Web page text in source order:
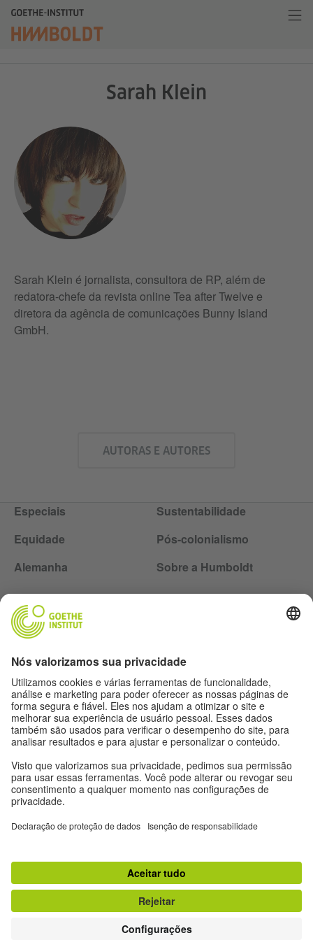
Sarah Klein
Sarah Klein é jornalista, consultora de RP, além de
redatora-chefe da revista online Tea after Twelve e
diretora da agência de comunicações Bunny Island
GmbH.
AUTORAS E AUTORES
Especiais
Sustentabilidade
Equidade
Pós-colonialismo
Alemanha
Sobre a Humboldt
Expediente
Proteção de dados
Termos de uso
Proteção de dados
Siga a revista Humboldt nas redes sociais
Outras publicações do Goethe-Institut
Gegenüber
Ruya